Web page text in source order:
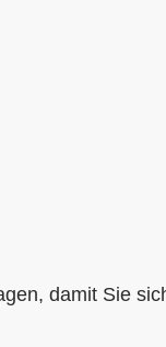
damit Sie